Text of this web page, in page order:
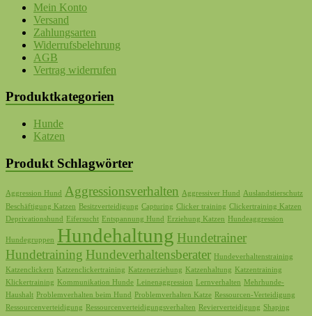
Mein Konto
Versand
Zahlungsarten
Widerrufsbelehrung
AGB
Vertrag widerrufen
Produktkategorien
Hunde
Katzen
Produkt Schlagwörter
Aggression Hund Aggressionsverhalten Aggressiver Hund Auslandstierschutz
Beschäftigung Katzen
Besitzverteidigung Capturing Clicker training Clickertraining Katzen
Deprivationshund
Eifersucht Entspannung Hund Erziehung Katzen Hundeaggression
Hundegruppen Hundehaltung Hundetrainer
Hundetraining Hundeverhaltensberater Hundeverhaltenstraining
Katzenclickern
Katzenclickertraining Katzenerziehung Katzenhaltung
Katzentraining
Klickertraining
Kommunikation Hunde Leinenaggression Lernverhalten
Mehrhunde-
Haushalt Problemverhalten beim Hund Problemverhalten Katze Ressourcen-Verteidigung
Ressourcenverteidigung
Ressourcenverteidigungsverhalten Revierverteidigung Shaping